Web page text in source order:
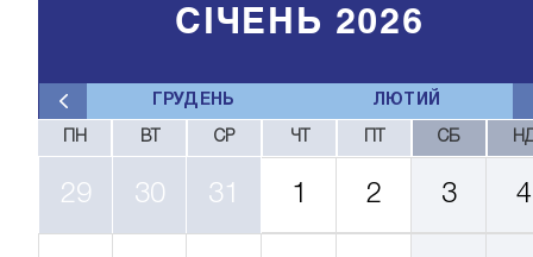
ГРУДЕНЬ ЛЮТИЙ
СІЧЕНЬ 2026
ПН ВТ СР ЧТ СБ
29 30 31 1 2 3 4